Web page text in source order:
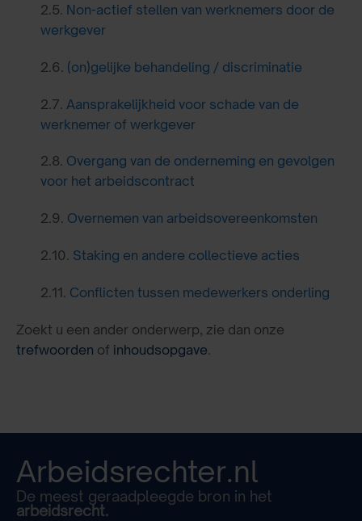
2.5. Non-actief stellen van werknemers door de
werkgever
2.6. (on)gelijke behandeling / discriminatie
2.7. Aansprakelijkheid voor schade van de
werknemer of werkgever
2.8. Overgang van de onderneming en gevolgen
voor het arbeidscontract
2.9. Overnemen van arbeidsovereenkomsten
2.10. Staking en andere collectieve acties
2.11. Conflicten tussen medewerkers onderling
Zoekt u een ander onderwerp, zie dan onze
trefwoorden of inhoudsopgave.
Arbeidsrechter.nl
De meest geraadpleegde bron in het
arbeidsrecht.